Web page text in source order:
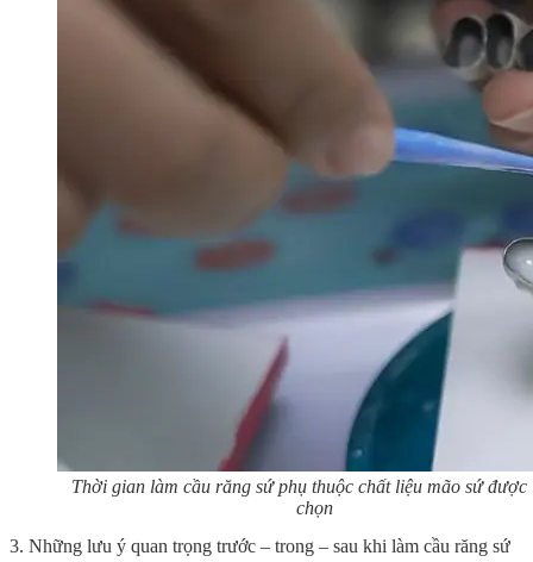
Thời gian làm cầu răng sứ phụ thuộc chất liệu mão sứ được
chọn
3. Những lưu ý quan trọng trước – trong – sau khi làm cầu răng sứ